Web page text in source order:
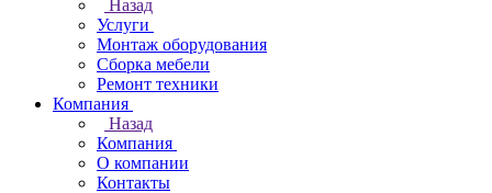
Назад
Услуги
Монтаж оборудования
Сборка мебели
Ремонт техники
Компания
Назад
Компания
О компании
Контакты